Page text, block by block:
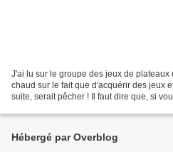
J'ai lu sur le groupe des jeux de
chaud sur le fait que d'acquérir des jeux
suite, serait pêcher ! Il faut dire que, si
Hébergé par Overblog